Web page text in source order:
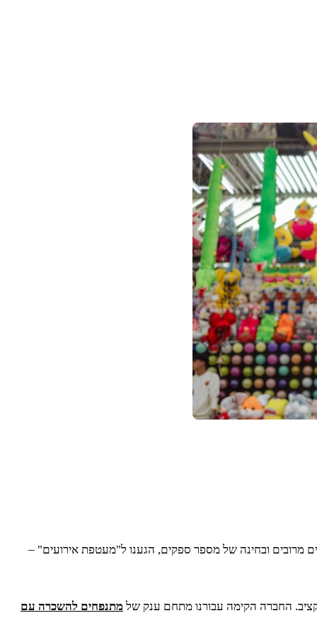
מרובים ובחינה של מספר ספקים, הגענו ל"מעטפת אירועים" –
החברה הקימה עבורנו מתחם ענק של מתנפחים להשכרה עם